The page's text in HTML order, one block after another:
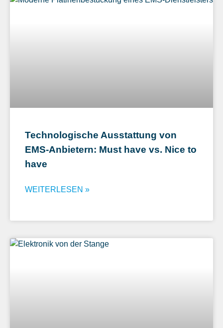
Technologische Ausstattung von
EMS-Anbietern: Must have vs. Nice to
have
WEITERLESEN »